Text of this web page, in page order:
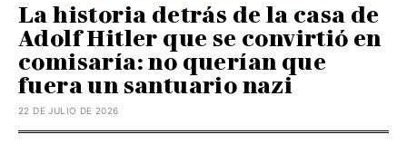
La historia detrás de la casa de
Adolf Hitler que se convirtió en
comisaría: no querían que
fuera un santuario nazi
22 DE JULIO DE 2026